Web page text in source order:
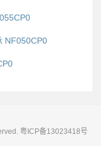
NF050CP0
粤ICP备13023418号